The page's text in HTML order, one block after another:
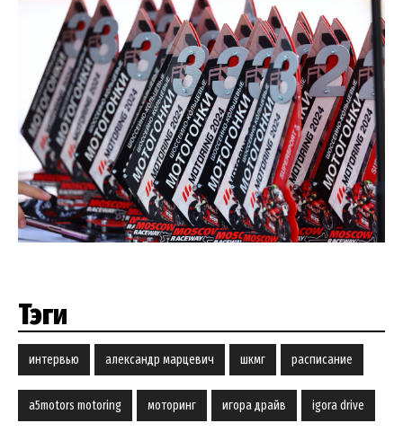
Тэги
интервью александр марцевич шкмг расписание
a5motors motoring моторинг игора драйв igora drive